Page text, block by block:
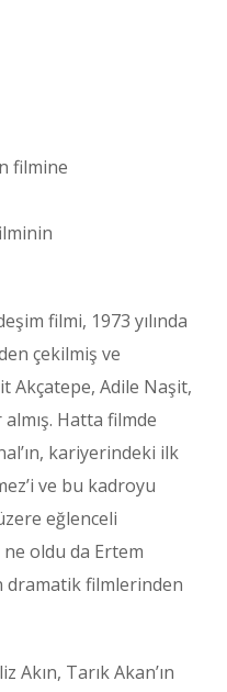
filmine
filmi, 1973 yılında
çekilmiş ve
Akçatepe, Adile Naşit,
Hatta filmde
kariyerindeki ilk
ve bu kadroyu
eğlenceli
oldu da Ertem
dramatik filmlerinden
Akın, Tarık Akan’ın